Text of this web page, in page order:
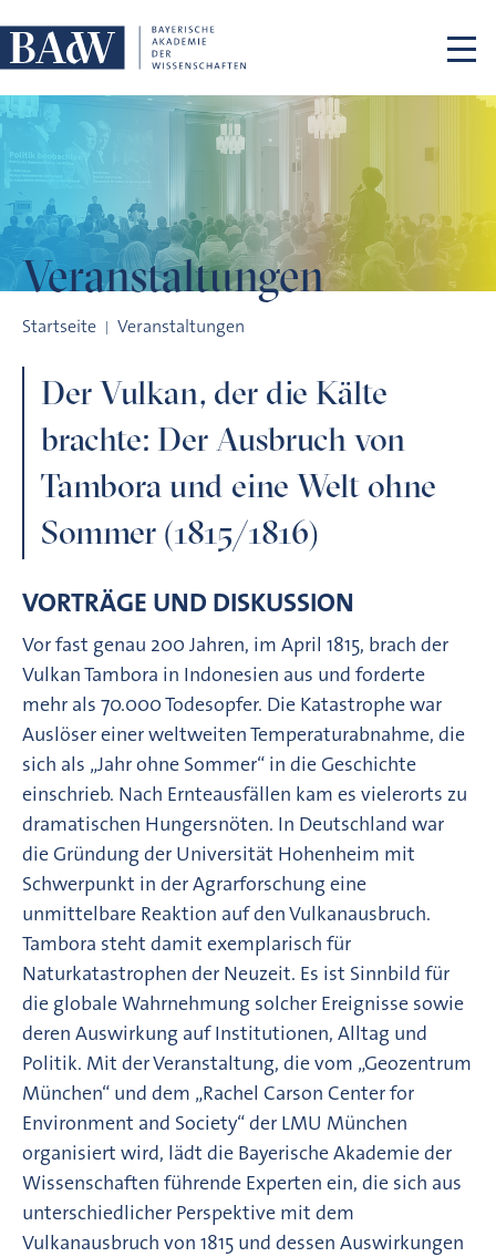
Veranstaltungen
Startseite Veranstaltungen
Der Vulkan, der die Kälte
brachte: Der Ausbruch von
Tambora und eine Welt ohne
Sommer (1815/1816)
VORTRÄGE UND DISKUSSION
Vor fast genau 200 Jahren, im April 1815, brach der
Vulkan Tambora in Indonesien aus und forderte
mehr als 70.000 Todesopfer. Die Katastrophe war
Auslöser einer weltweiten Temperaturabnahme, die
sich als „Jahr ohne Sommer“ in die Geschichte
einschrieb. Nach Ernteausfällen kam es vielerorts zu
dramatischen Hungersnöten. In Deutschland war
die Gründung der Universität Hohenheim mit
Schwerpunkt in der Agrarforschung eine
unmittelbare Reaktion auf den Vulkanausbruch.
Tambora steht damit exemplarisch für
Naturkatastrophen der Neuzeit. Es ist Sinnbild für
die globale Wahrnehmung solcher Ereignisse sowie
deren Auswirkung auf Institutionen, Alltag und
Politik. Mit der Veranstaltung, die vom „Geozentrum
München“ und dem „Rachel Carson Center for
Environment and Society“ der LMU München
organisiert wird, lädt die Bayerische Akademie der
Wissenschaften führende Experten ein, die sich aus
unterschiedlicher Perspektive mit dem
Vulkanausbruch von 1815 und dessen Auswirkungen